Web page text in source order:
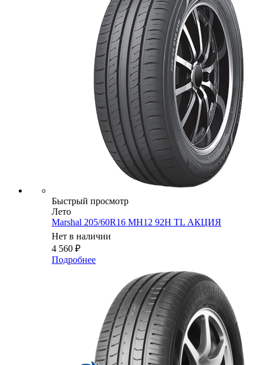
Быстрый просмотр
Лето
Marshal 205/60R16 MH12 92H TL АКЦИЯ
Нет в наличии
4 560 ₽
Подробнее